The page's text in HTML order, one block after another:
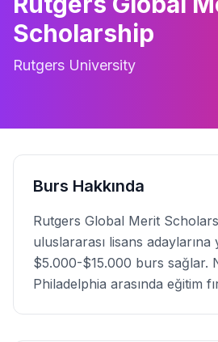
Scholarship
Rutgers University
Burs Hakkında
Rutgers Global Merit
uluslararası lisans adaylarına
$5.000-$15.000 burs sağlar.
Philadelphia arasında eğitim